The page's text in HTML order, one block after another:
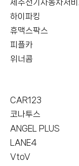
제주전기자동차서비
하이파킹
휴맥스팍스
피플카
위너콤
CAR123
코나투스
ANGEL PLUS
LANE4
VtoV